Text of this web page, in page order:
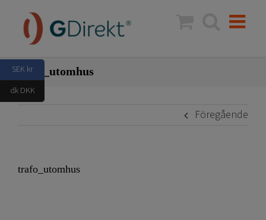
innehållet
trafo_utomhus
Föregående
trafo_utomhus
SEK kr
dk DKK